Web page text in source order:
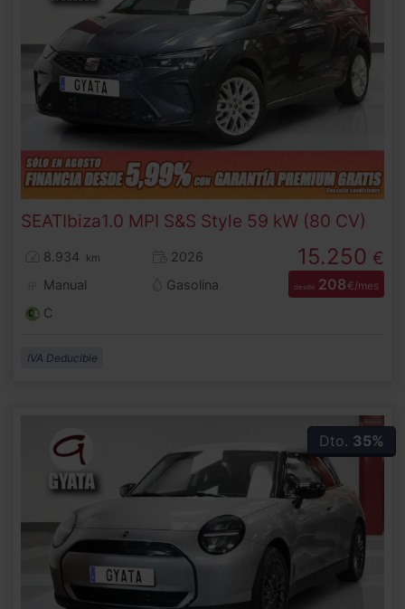
SEATIbiza1.0 MPI S&S Style 59 kW (80 CV)
8.934 km
2026
Manual
Gasolina
C
15.250 €
desde 208€/mes
IVA Deducible
Dto. 35%